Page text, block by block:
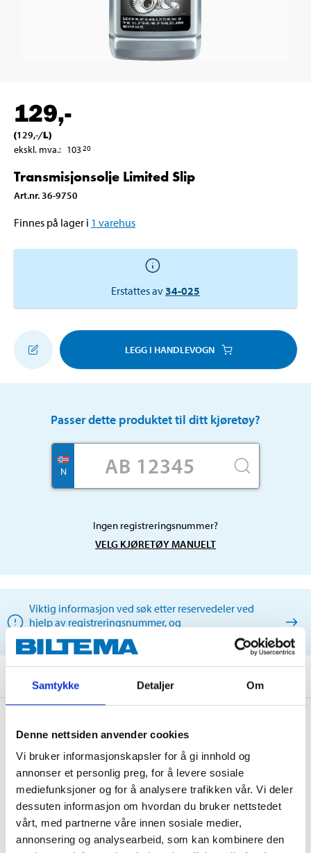
Samtykke Detaljer Om
Denne nettsiden anvender cookies
Vi bruker informasjonskapsler for å gi innhold og
annonser et personlig preg, for å levere sosiale
mediefunksjoner og for å analysere trafikken vår. Vi deler
dessuten informasjon om hvordan du bruker nettstedet
vårt, med partnerne våre innen sosiale medier,
annonsering og analysearbeid, som kan kombinere den
129,-
(129,-/L)
ekskl. mva.: 10320
Transmisjonsolje Limited Slip
Art.nr. 36-9750
Finnes på lager i 1 varehus
Erstattes av34-025
LEGG I HANDLEVOGN
Passer dette produktet til ditt kjøretøy?
N
Ingen registreringsnummer?
VELG KJØRETØY MANUELT
Viktig informasjon ved søk etter reservedeler ved
hjelp av registreringsnummer, og
serviceanbefalinger.
Mineraloljebasert girkasseolje spesielt utviklet og
godkjent for personbiler og tunge kjøretøy
(anleggsmaskiner, landbruksmaskiner) utstyrt med
Limited slip (differensialbrems). Spesifikasjoner: API